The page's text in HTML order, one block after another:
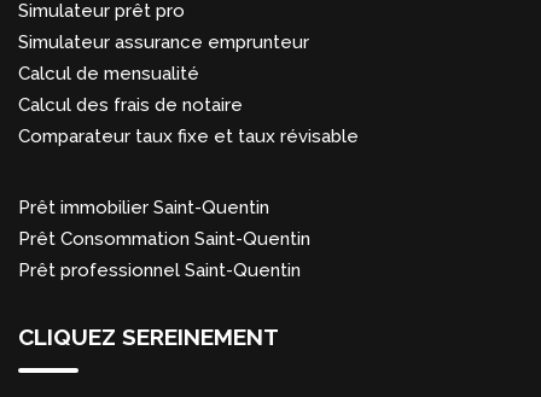
Simulateur prêt pro
Simulateur assurance emprunteur
Calcul de mensualité
Calcul des frais de notaire
Comparateur taux fixe et taux révisable
Prêt immobilier Saint-Quentin
Prêt Consommation Saint-Quentin
Prêt professionnel Saint-Quentin
CLIQUEZ SEREINEMENT